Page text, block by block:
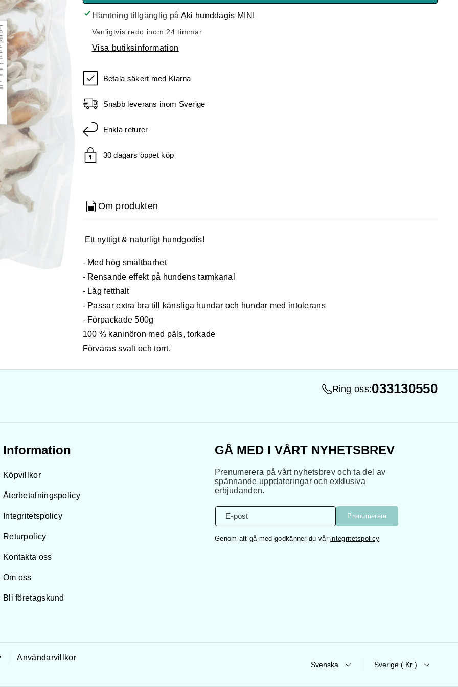
Kaninöron
med
500g
Kaninöron
med
500g
Hämtning tillgänglig på Aki hunddagis MINI
Vanligtvis redo inom 24 timmar
Visa butiksinformation
Betala säkert med Klarna
Snabb leverans inom Sverige
Enkla returer
30 dagars öppet köp
Om produkten
Ett nyttigt & naturligt hundgodis!
- Med hög smältbarhet
- Rensande effekt på hundens tarmkanal
- Låg fetthalt
- Passar extra bra till känsliga hundar och hundar med intolerans
- Förpackade 500g
100 % kaninöron med päls, torkade
Förvaras svalt och torrt.
Ring oss:033130550
Information
Köpvillkor
Återbetalningspolicy
Integritetspolicy
Returpolicy
Kontakta oss
Om oss
Bli företagskund
GÅ MED I VÅRT NYHETSBREV
Prenumerera på vårt nyhetsbrev och ta del av
spännande uppdateringar och exklusiva
erbjudanden.
E-post Prenumerera
Genom att gå med godkänner du vårintegritetspolicy
Användarvillkor
Svenska Sverige ( Kr )